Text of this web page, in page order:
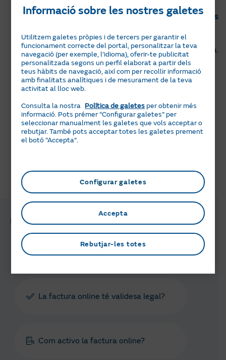
També pots accedir directament al resum des de l'Àrea
Clients o l'app Naturgy Clientes. Ves a la seccióFactures
principals dades de la teva factura, així com el gràfic
mensual dels teus consums facturats per a cada energia.
Registra-t’hi
Ves a l’Àrea Clients
Baixa't l'app d'Àrea Clients
T'ha semblat útil aquesta informació?
Preguntes i gestions relacionades
Què és la factura online i quins
avantatges té?
La factura online té validesa legal?
Com activo la factura online?
Informació sobre les nostres galetes
Utilitzem galetes pròpies i de tercers per garantir el
funcionament correcte del portal, personalitzar la teva
navegació (per exemple, l’idioma), oferir-te publicitat
personalitzada segons un perfil elaborat a partir dels
teus hàbits de navegació, així com per recollir informació
amb finalitats analítiques i de mesurament de la teva
activitat al lloc web.
Consulta la nostra Política de galetes per obtenir més
informació. Pots prémer “Configurar galetes” per
seleccionar manualment les galetes que vols acceptar o
rebutjar. També pots acceptar totes les galetes prement
el botó “Accepta”.
Configurar galetes
Rebutjar-les totes
Accepta